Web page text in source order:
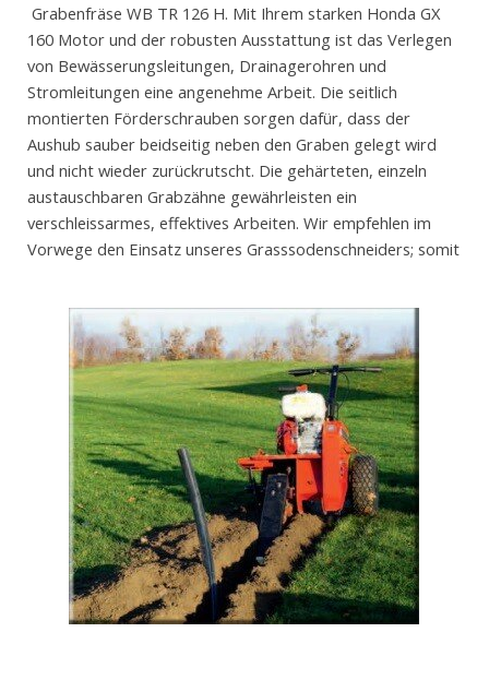
Grabenfräse WB TR 126 H. Mit Ihrem starken Honda GX
160 Motor und der robusten Ausstattung ist das Verlegen
von Bewässerungsleitungen, Drainagerohren und
Stromleitungen eine angenehme Arbeit. Die seitlich
montierten Förderschrauben sorgen dafür, dass der
Aushub sauber beidseitig neben den Graben gelegt wird
und nicht wieder zurückrutscht. Die gehärteten, einzeln
austauschbaren Grabzähne gewährleisten ein
verschleissarmes, effektives Arbeiten. Wir empfehlen im
Vorwege den Einsatz unseres Grasssodenschneiders; somit
Wir beraten Sie gerne. Kommen Sie vorbei oderRufen
uns an.